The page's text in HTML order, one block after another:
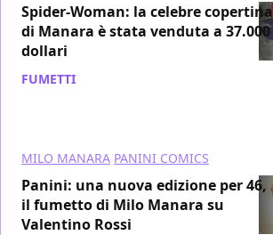
Spider-Woman: la celebre copertina
di Manara è stata venduta a 37.000
dollari
FUMETTI
MILO MANARA PANINI COMICS
Panini: una nuova edizione per 46,
il fumetto di Milo Manara su
Valentino Rossi